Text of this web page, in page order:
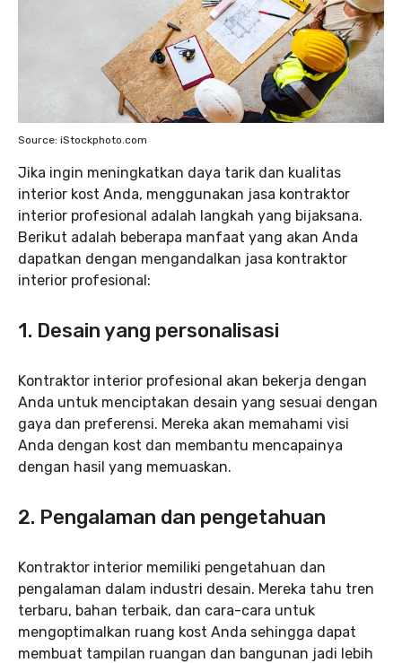
Source: iStockphoto.com
Jika ingin meningkatkan daya tarik dan kualitas
interior kost Anda, menggunakan jasa kontraktor
interior profesional adalah langkah yang bijaksana.
Berikut adalah beberapa manfaat yang akan Anda
dapatkan dengan mengandalkan jasa kontraktor
interior profesional:
1. Desain yang personalisasi
Kontraktor interior profesional akan bekerja dengan
Anda untuk menciptakan desain yang sesuai dengan
gaya dan preferensi. Mereka akan memahami visi
Anda dengan kost dan membantu mencapainya
dengan hasil yang memuaskan.
2. Pengalaman dan pengetahuan
Kontraktor interior memiliki pengetahuan dan
pengalaman dalam industri desain. Mereka tahu tren
terbaru, bahan terbaik, dan cara-cara untuk
mengoptimalkan ruang kost Anda sehingga dapat
membuat tampilan ruangan dan bangunan jadi lebih